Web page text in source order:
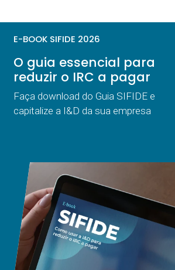
E-BOOK SIFIDE 2026
O guia essencial para
reduzir o IRC a pagar
Faça download do Guia SIFIDE e
capitalize a I&D da sua empresa